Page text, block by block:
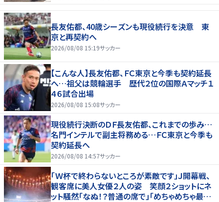
長友佑都、40歳シーズンも現役続行を決意 東
京と再契約へ
2026/08/08 15:19サッカー
【こんな人】長友佑都、ＦＣ東京と今季も契約延長
へ…祖父は競輪選手 歴代２位の国際Ａマッチ１
４６試合出場
2026/08/08 15:08サッカー
現役続行決断のＤＦ長友佑都、これまでの歩み…
名門インテルで副主将務める…ＦＣ東京と今季も
契約延長へ
2026/08/08 14:57サッカー
「Ｗ杯で終わらないところが素敵です」Ｊ開幕戦、
観客席に美人女優２人の姿 笑顔２ショットにネ
ット騒然「なぬ！？普通の席で」「めちゃめちゃ最上